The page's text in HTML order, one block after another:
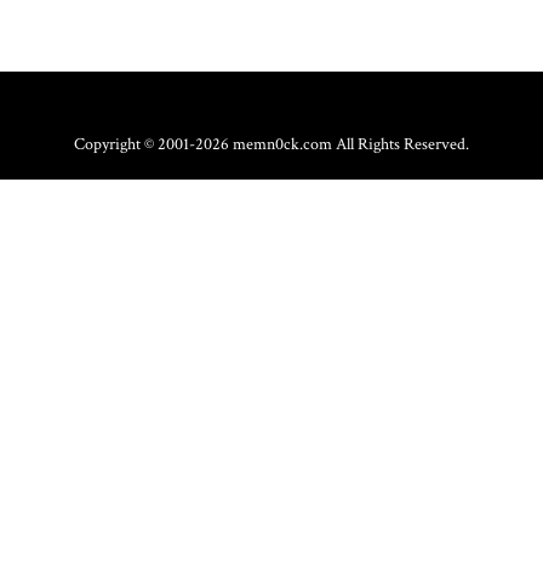
Copyright © 2001-2026 memn0ck.com All Rights Reserved.